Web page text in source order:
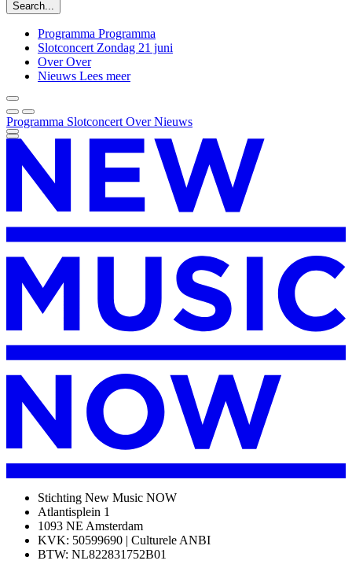
Search...
Programma Programma
Slotconcert Zondag 21 juni
Over Over
Nieuws Lees meer
Programma Slotconcert OverNieuws
Stichting New Music NOW
Atlantisplein 1
1093 NE Amsterdam
KVK: 50599690 | Culturele ANBI
BTW: NL822831752B01